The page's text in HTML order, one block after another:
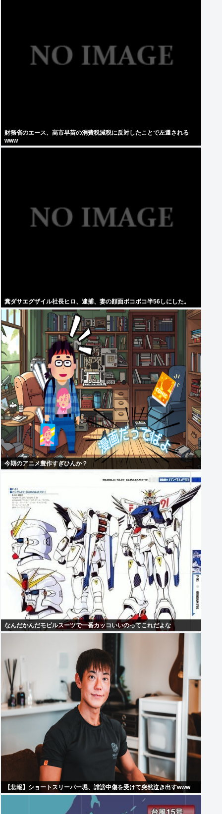
財務省のエース、高市早苗の消費税減税に反対したことで左遷される
www
糞ダサエグザイル社長ヒロ、逮捕、妻の顔面ボコボコ半56しにした。
今期のアニメ豊作すぎひんか？
なんだかんだモビルスーツで一番カッコいいのってこれだよな
【悲報】ショートスリーパー堀、誹謗中傷を受けて突然泣き出すwww